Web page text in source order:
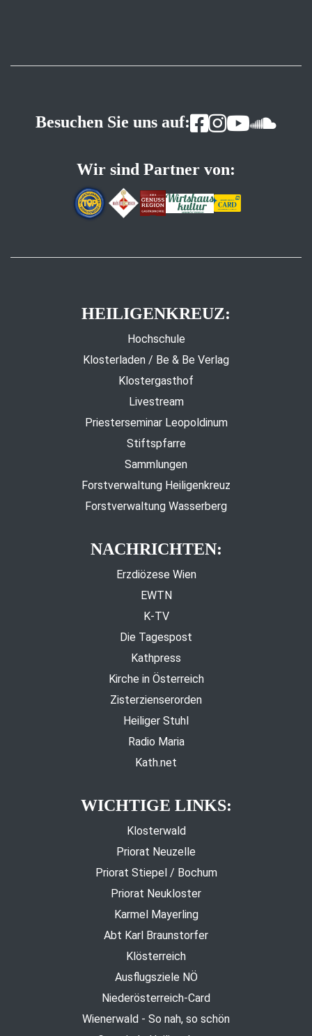
Besuchen Sie uns auf:
Wir sind Partner von:
HEILIGENKREUZ:
Hochschule
Klosterladen / Be & Be Verlag
Klostergasthof
Livestream
Priesterseminar Leopoldinum
Stiftspfarre
Sammlungen
Forstverwaltung Heiligenkreuz
Forstverwaltung Wasserberg
NACHRICHTEN:
Erzdiözese Wien
EWTN
K-TV
Die Tagespost
Kathpress
Kirche in Österreich
Zisterzienserorden
Heiliger Stuhl
Radio Maria
Kath.net
WICHTIGE LINKS:
Klosterwald
Priorat Neuzelle
Priorat Stiepel / Bochum
Priorat Neukloster
Karmel Mayerling
Abt Karl Braunstorfer
Klösterreich
Ausflugsziele NÖ
Niederösterreich-Card
Wienerwald - So nah, so schön